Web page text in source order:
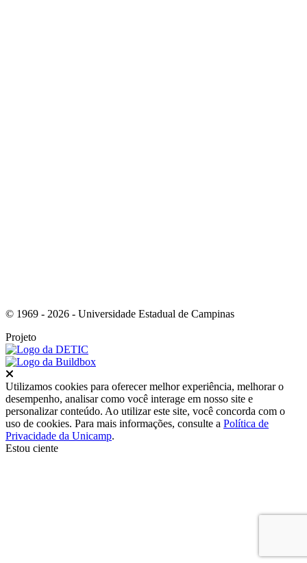
© 1969 - 2026 - Universidade Estadual de Campinas
Projeto
Utilizamos cookies para oferecer melhor experiência, melhorar o
desempenho, analisar como você interage em nosso site e
personalizar conteúdo. Ao utilizar este site, você concorda com o
uso de cookies. Para mais informações, consulte a Política de
Privacidade da Unicamp.
Estou ciente